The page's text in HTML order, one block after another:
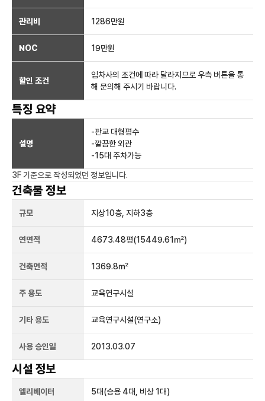
관리비 1286만원
NOC 19만원
할인 조건
임차사의 조건에 따라 달라지므로 우측 버튼을 통
해 문의해 주시기 바랍니다.
특징 요약
설명
-판교 대형평수
-깔끔한 외관
-15대 주차가능
3F 기준으로 작성되었던 정보입니다.
건축물 정보
규모 지상10층, 지하3층
연면적 4673.48평(15449.61㎡)
건축면적 1369.8㎡
주 용도 교육연구시설
기타 용도 교육연구시설(연구소)
사용 승인일 2013.03.07
시설 정보
엘리베이터 5대(승용 4대, 비상 1대)